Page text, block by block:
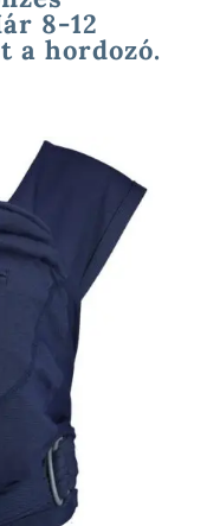
8-12
a hordozó.